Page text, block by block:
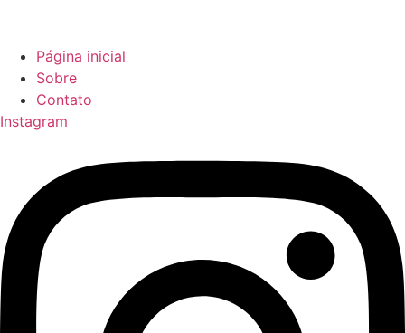
Página inicial
Sobre
Contato
Instagram